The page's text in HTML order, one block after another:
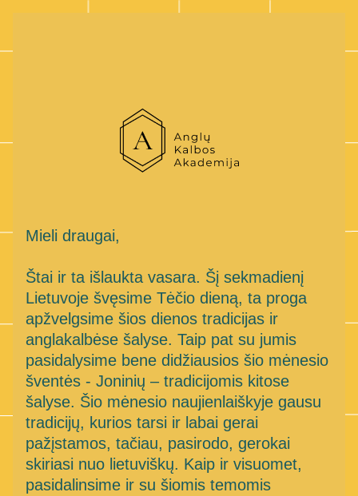
Mieli draugai,
Štai ir ta išlaukta vasara. Šį sekmadienį
Lietuvoje švęsime Tėčio dieną, ta proga
apžvelgsime šios dienos tradicijas ir
anglakalbėse šalyse. Taip pat su jumis
pasidalysime bene didžiausios šio mėnesio
šventės - Joninių – tradicijomis kitose
šalyse. Šio mėnesio naujienlaiškyje gausu
tradicijų, kurios tarsi ir labai gerai
pažįstamos, tačiau, pasirodo, gerokai
skiriasi nuo lietuviškų. Kaip ir visuomet,
pasidalinsime ir su šiomis temomis